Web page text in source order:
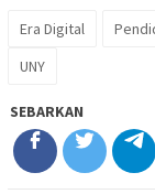
Era Digital
UNY
SEBARKAN